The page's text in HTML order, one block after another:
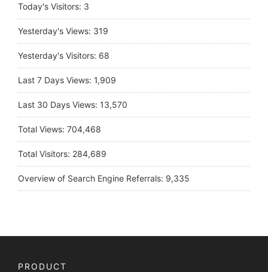
Today's Visitors: 3
Yesterday's Views: 319
Yesterday's Visitors: 68
Last 7 Days Views: 1,909
Last 30 Days Views: 13,570
Total Views: 704,468
Total Visitors: 284,689
Overview of Search Engine Referrals: 9,335
PRODUCT